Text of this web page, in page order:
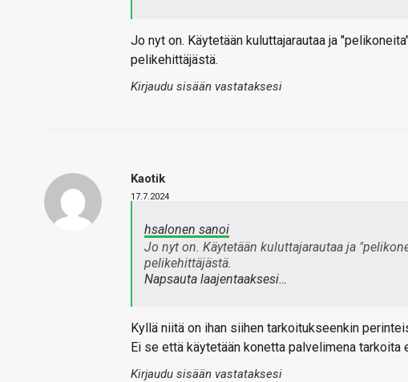
Jo nyt on. Käytetään kuluttajarautaa ja
pelikehittäjästä.
Kirjaudu sisään vastataksesi
Kaotik
17.7.2024
hsalonen sanoi
Jo nyt on. Käytetään kuluttajarautaa ja
pelikehittäjästä.
Napsauta laajentaaksesi…
Kyllä niitä on ihan siihen tarkoitukseenkin
Ei se että käytetään konetta palvelimena
Kirjaudu sisään vastataksesi